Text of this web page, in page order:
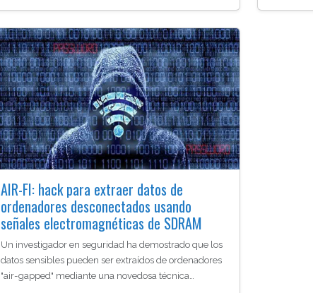
AIR-FI: hack para extraer datos de
ordenadores desconectados usando
señales electromagnéticas de SDRAM
Un investigador en seguridad ha demostrado que los
datos sensibles pueden ser extraídos de ordenadores
"air-gapped" mediante una novedosa técnica…